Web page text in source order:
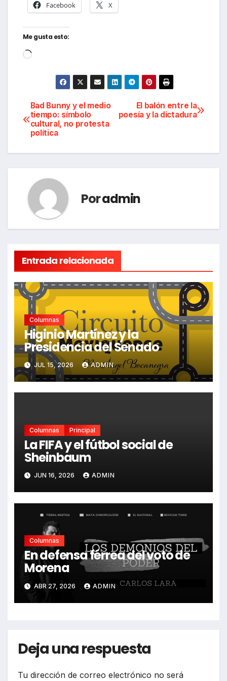
Facebook X
Me gusta esto:
Cargando...
Navegación
de
entradas
El balón entre la
poesía y la dictadura
Bad Bunny y el medio
tiempo: símbolo
cultural, no protesta
política
Poradmin
Entrada relacionada
Columnas
Higinio Martínez y la
Presidencia del Senado
JUL 15, 2026 ADMIN
Columnas Principal
La FIFA y el fútbol social de
Sheinbaum
JUN 16, 2026 ADMIN
Columnas
En defensa férrea del voto de
Morena
ABR 27, 2026 ADMIN
Deja una respuesta
Tu dirección de correo electrónico no será